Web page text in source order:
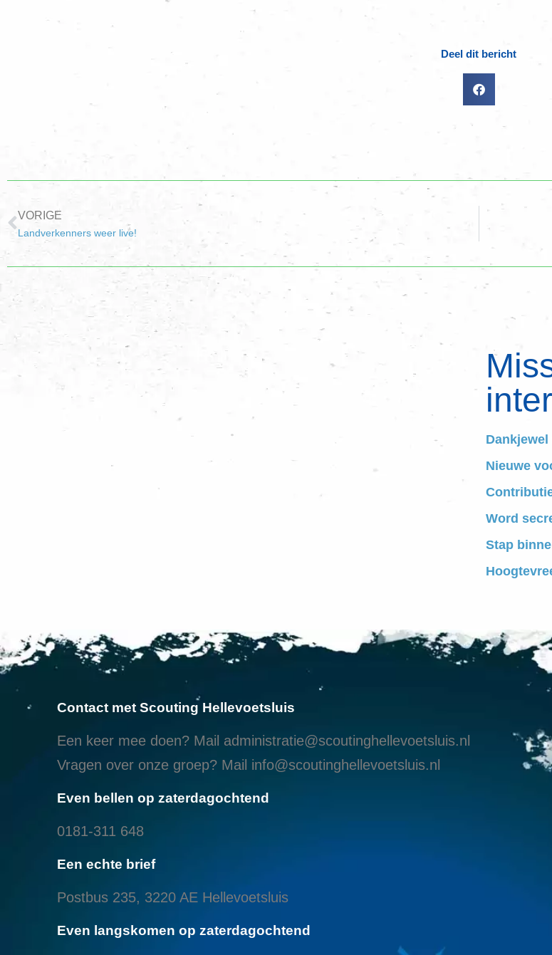
Deel dit bericht
VORIGE
Landverkenners weer live!
Nieuwe
Word
Stap
Contact met Scouting Hellevoetsluis
Een keer mee doen? Mail administratie@scoutinghellevoetsluis.nl
Vragen over onze groep? Mail info@scoutinghellevoetsluis.nl
Even bellen op zaterdagochtend
0181-311 648
Een echte brief
Postbus 235, 3220 AE Hellevoetsluis
Even langskomen op zaterdagochtend